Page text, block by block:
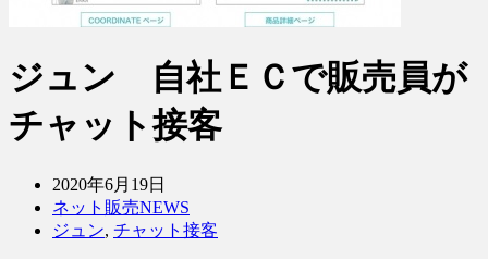
ジュン 自社ＥＣで販売員が
チャット接客
2020年6月19日
ネット販売NEWS
ジュン, チャット接客